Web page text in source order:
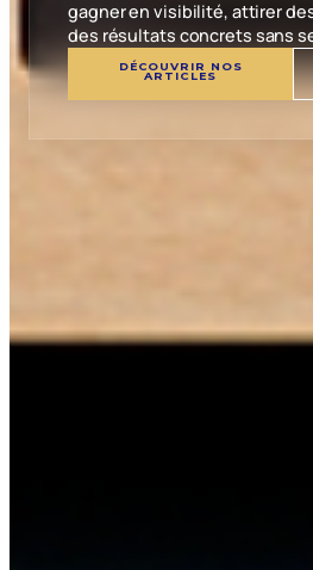
gagner en visibilité, attirer
des résultats concrets sans
DÉCOUVRIR NOS
ARTICLES